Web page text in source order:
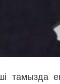
тамызда